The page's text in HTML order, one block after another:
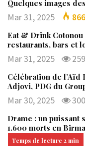
Quelques images
Mar 31, 2025 866
Eat & Drink
restaurants, bars et
Mar 31, 2025 259
Célébration de l’Aïd
Adjovi, PDG du
Mar 30, 2025 300
Drame : un puissant
1.600 morts en